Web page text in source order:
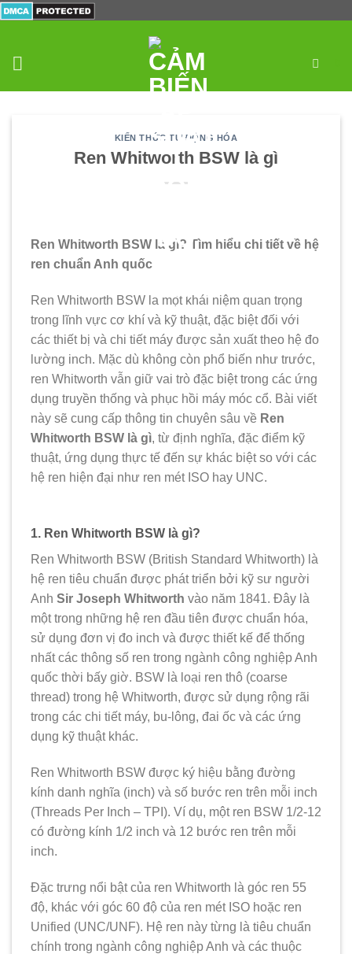
KIẾN THỨC TỰ ĐỘNG HÓA
Ren Whitworth BSW là gì
Ren Whitworth BSW là gì? Tìm hiểu chi tiết về hệ
ren chuẩn Anh quốc
Ren Whitworth BSW là một khái niệm quan trọng
trong lĩnh vực cơ khí và kỹ thuật, đặc biệt đối với
các thiết bị và chi tiết máy được sản xuất theo hệ đo
lường inch. Mặc dù không còn phổ biến như trước,
ren Whitworth vẫn giữ vai trò đặc biệt trong các ứng
dụng truyền thống và phục hồi máy móc cổ. Bài viết
này sẽ cung cấp thông tin chuyên sâu về Ren
Whitworth BSW là gì, từ định nghĩa, đặc điểm kỹ
thuật, ứng dụng thực tế đến sự khác biệt so với các
hệ ren hiện đại như ren mét ISO hay UNC.
1. Ren Whitworth BSW là gì?
Ren Whitworth BSW (British Standard Whitworth) là
hệ ren tiêu chuẩn được phát triển bởi kỹ sư người
Anh Sir Joseph Whitworth vào năm 1841. Đây là
một trong những hệ ren đầu tiên được chuẩn hóa,
sử dụng đơn vị đo inch và được thiết kế để thống
nhất các thông số ren trong ngành công nghiệp Anh
quốc thời bấy giờ. BSW là loại ren thô (coarse
thread) trong hệ Whitworth, được sử dụng rộng rãi
trong các chi tiết máy, bu-lông, đai ốc và các ứng
dụng kỹ thuật khác.
Ren Whitworth BSW được ký hiệu bằng đường
kính danh nghĩa (inch) và số bước ren trên mỗi inch
(Threads Per Inch – TPI). Ví dụ, một ren BSW 1/2-12
có đường kính 1/2 inch và 12 bước ren trên mỗi
inch.
Đặc trưng nổi bật của ren Whitworth là góc ren 55
độ, khác với góc 60 độ của ren mét ISO hoặc ren
Unified (UNC/UNF). Hệ ren này từng là tiêu chuẩn
chính trong ngành công nghiệp Anh và các thuộc